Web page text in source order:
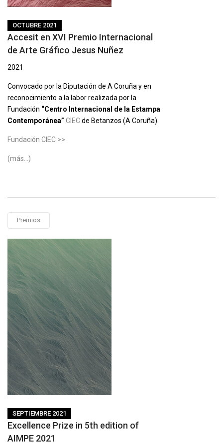
OCTUBRE 2021
Accesit en XVI Premio Internacional
de Arte Gráfico Jesus Nuñez
2021
Convocado por la Diputación de A Coruña y en
reconocimiento a la labor realizada por la
Fundación “Centro Internacional de la Estampa
Contemporánea” CIEC de Betanzos (A Coruña).
Fundación CIEC >>
(más…)
Premios
SEPTIEMBRE 2021
Excellence Prize in 5th edition of
AIMPE 2021